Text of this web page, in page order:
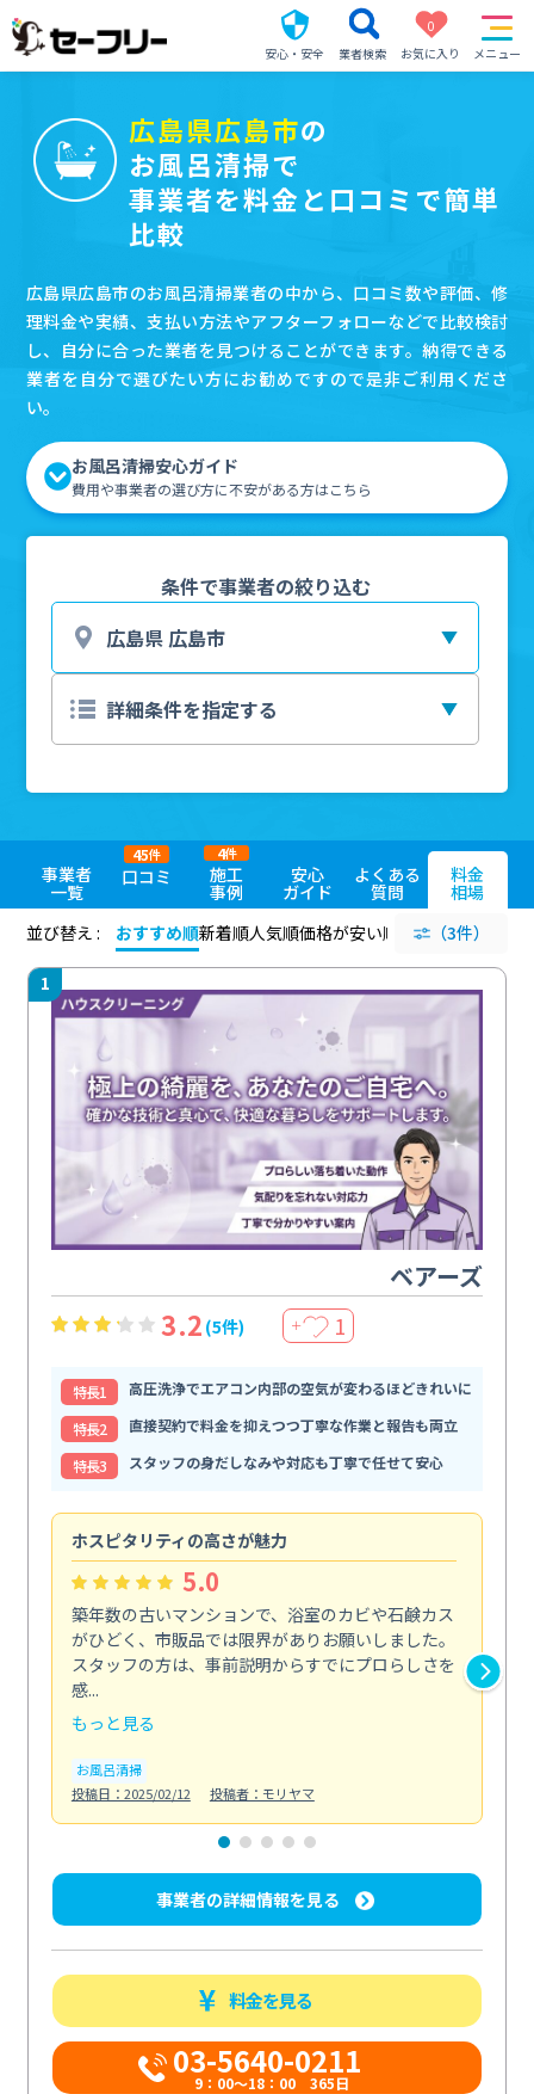
安心・安全 業者検索
0
お気に入り
メニュー
広島県広島市の
お風呂清掃で
事業者を料金と口コミで簡単
比較
広島県広島市のお風呂清掃業者の中から、口コミ数や評価、修
理料金や実績、支払い方法やアフターフォローなどで比較検討
し、自分に合った業者を見つけることができます。納得できる
業者を自分で選びたい方にお勧めですので是非ご利用くださ
い。
お風呂清掃安心ガイド
費用や事業者の選び方に不安がある方はこちら
条件で事業者の絞り込む
事業者
一覧
口コミ
45件
施工
事例
4件
安心
ガイド
よくある
質問
料金
相場
並び替え :
おすすめ順新着順人気順価格が安い順 評価が高い順
（3件）
1
ベアーズ
3.2 (5件) ＋ 1
特⻑1
高圧洗浄でエアコン内部の空気が変わるほどきれいに
特⻑2
直接契約で料金を抑えつつ丁寧な作業と報告も両立
特⻑3
スタッフの身だしなみや対応も丁寧で任せて安心
ホスピタリティの高さが魅力
5.0
築年数の古いマンションで、浴室のカビや石鹸カス
がひどく、市販品では限界がありお願いしました。
スタッフの方は、事前説明からすでにプロらしさを
感...
もっと見る
お風呂清掃
投稿日：2025/02/12
投稿者：モリヤマ
事業者の詳細情報を見る
料金を見る
03-5640-0211
9：00～18：00 365日